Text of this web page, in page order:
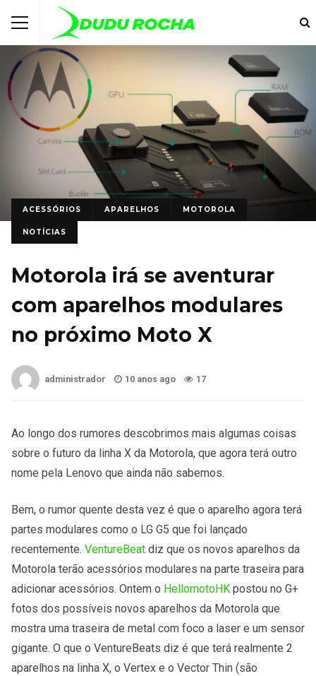
ACESSÓRIOS APARELHOS MOTOROLA
NOTÍCIAS
Motorola irá se aventurar
com aparelhos modulares
no próximo Moto X
administrador 10 anos ago 17
Ao longo dos rumores descobrimos mais algumas coisas
sobre o futuro da linha X da Motorola, que agora terá outro
nome pela Lenovo que ainda não sabemos.
Bem, o rumor quente desta vez é que o aparelho agora terá
partes modulares como o LG G5 que foi lançado
recentemente. VentureBeat diz que os novos aparelhos da
Motorola terão acessórios modulares na parte traseira para
adicionar acessórios. Ontem o HellomotoHK postou no G+
fotos dos possíveis novos aparelhos da Motorola que
mostra uma traseira de metal com foco a laser e um sensor
gigante. O que o VentureBeats diz é que terá realmente 2
aparelhos na linha X, o Vertex e o Vector Thin (são